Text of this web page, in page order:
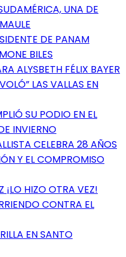
UNA DE
DE PANAM
BILES
ALYSBETH FÉLIX BAYER
LAS VALLAS EN
SU PODIO EN EL
INVIERNO
CELEBRA 28 AÑOS
Y EL COMPROMISO
¡LO HIZO OTRA VEZ!
CONTRA EL
EN SANTO